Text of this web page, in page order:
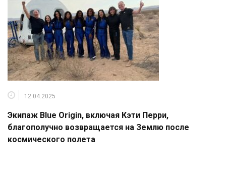
12.04.2025
Экипаж Blue Origin, включая Кэти Перри,
благополучно возвращается на Землю после
космического полета